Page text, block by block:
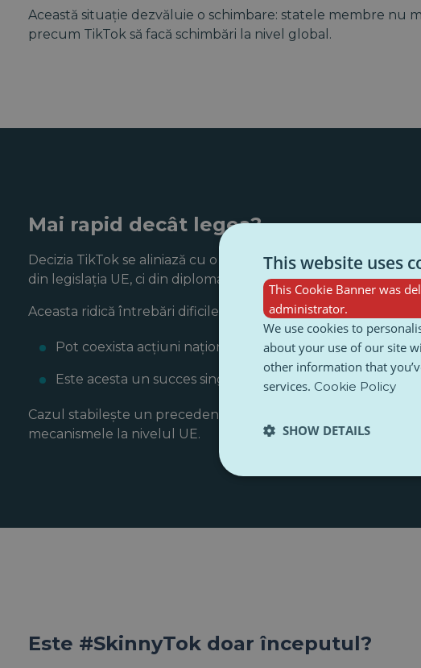
Această situație dezvăluie o schimbare: statele membre nu
precum TikTok să facă schimbări la nivel global.
Mai rapid decât legea?
Decizia TikTok se aliniază cu o tendință tot mai mare de a
din legislația UE, ci din diplomația franceză și din
Aceasta ridică întrebări dificile:
Pot coexista acțiuni naționale ferme și rapide cu
Este acesta un succes singular sau începutul unui
Cazul stabilește un precedent. Acesta demonstrează că
mecanismele la nivelul UE.
Este #SkinnyTok doar începutul?
This website uses
This Cookie Banner was
administrator.
We use cookies to
about your use of our site
other information that
services. Cookie Policy
SHOW DETAILS